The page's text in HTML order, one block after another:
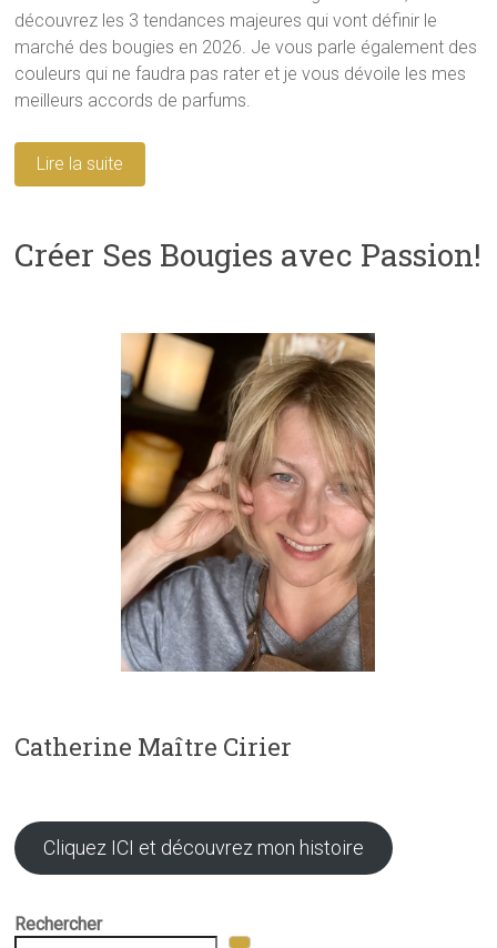
découvrez les 3 tendances majeures qui vont définir le
marché des bougies en 2026. Je vous parle également des
couleurs qui ne faudra pas rater et je vous dévoile les mes
meilleurs accords de parfums.
Lire la suite
Créer Ses Bougies avec Passion!
Catherine Maître Cirier
Cliquez ICI et découvrez mon histoire
Rechercher